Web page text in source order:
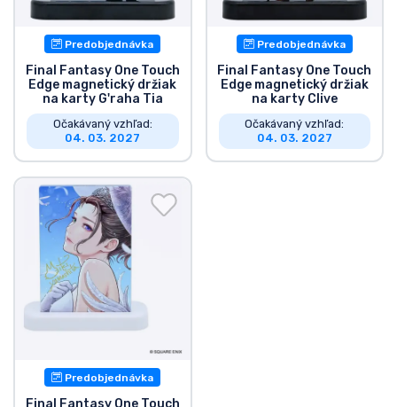
Predobjednávka
Final Fantasy One Touch
Edge magnetický držiak
na karty G'raha Tia
Očakávaný vzhľad:
04. 03. 2027
Predobjednávka
Final Fantasy One Touch
Edge magnetický držiak
na karty Clive
Očakávaný vzhľad:
04. 03. 2027
Predobjednávka
Final Fantasy One Touch